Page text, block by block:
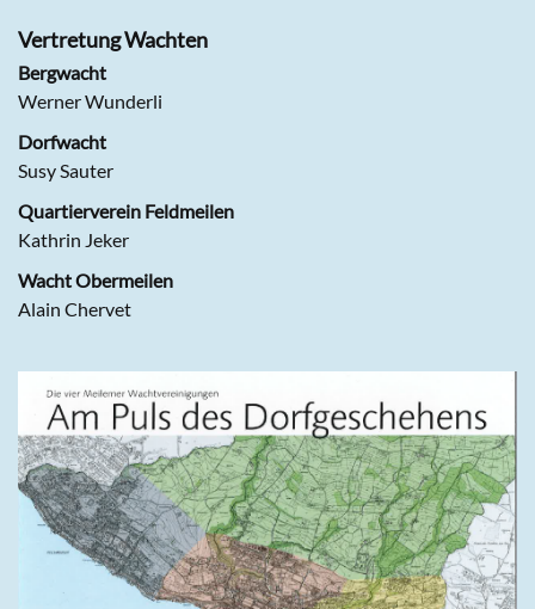
Vertretung Wachten
Bergwacht
Werner Wunderli
Dorfwacht
Susy Sauter
Quartierverein Feldmeilen
Kathrin Jeker
Wacht Obermeilen
Alain Chervet